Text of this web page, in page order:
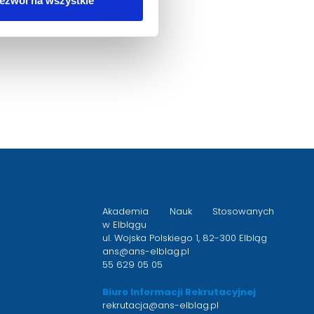
Akademia Nauk Stosowanych
w Elblągu
ul. Wojska Polskiego 1, 82-300 Elbląg
ans@ans-elblag.pl
55 629 05 05
Biuro Informacji Rekrutacyjnej
rekrutacja@ans-elblag.pl